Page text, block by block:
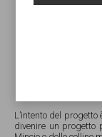
L’intento del
divenire un progetto